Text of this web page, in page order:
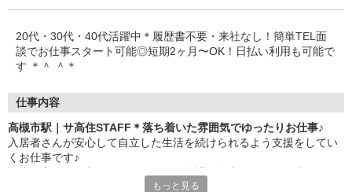
20代・30代・40代活躍中＊履歴書不要・来社なし！簡単TEL面
談でお仕事スタート可能◎短期2ヶ月〜OK！日払い利用も可能で
す ＊＾ ＾＊
仕事内容
高槻市駅｜サ高住STAFF＊落ち着いた雰囲気でゆったりお仕事♪
入居者さんが安心して自立した生活を続けられるよう支援をしてい
くお仕事です♪
もっと見る